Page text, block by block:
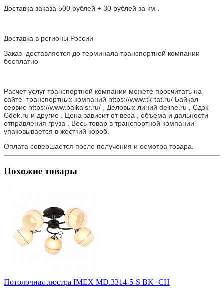
Доставка заказа 500 рублей + 30 рублей за км .
Доставка в регионы России
Заказ доставляется до терминала транспортной компании
бесплатно
Расчет услуг транспортной компании можете просчитать на
сайте транспортных компаний https://www.tk-tat.ru/ Байкал
сервис https://www.baikalsr.ru/ , Деловых линий deline.ru , Сдэк
Cdek.ru и другие . Цена зависит от веса , объема и дальности
отправления груза . Весь товар в транспортной компании
упаковывается в жесткий короб.
Оплата совершается после получения и осмотра товара.
Похожие товары
Потолочная люстра IMEX MD.3314-5-S BK+CH